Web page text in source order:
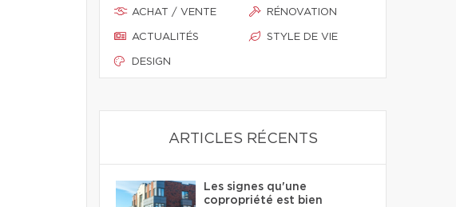
ACHAT / VENTE
ACTUALITÉS
DESIGN
RÉNOVATION
STYLE DE VIE
ARTICLES RÉCENTS
Les signes qu'une
copropriété est bien